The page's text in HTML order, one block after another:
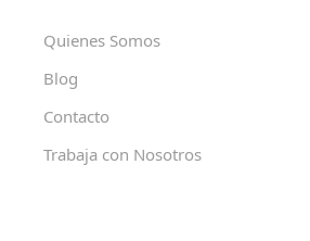
Quienes Somos
Blog
Contacto
Trabaja con Nosotros